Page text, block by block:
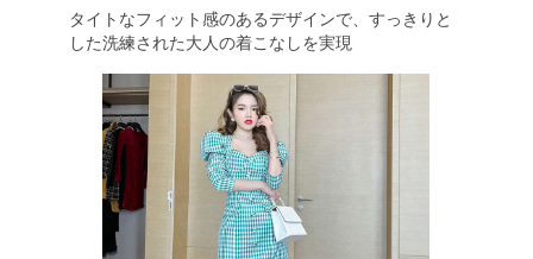
タイトなフィット感のあるデザインで、すっきりと
した洗練された大人の着こなしを実現